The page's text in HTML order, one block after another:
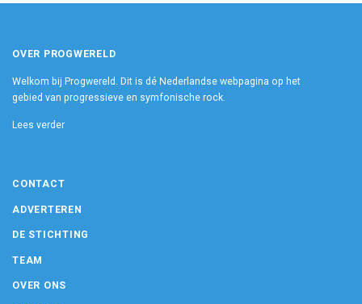
OVER PROGWERELD
Welkom bij Progwereld. Dit is dé Nederlandse webpagina op het
gebied van progressieve en symfonische rock.
Lees verder
CONTACT
ADVERTEREN
DE STICHTING
TEAM
OVER ONS